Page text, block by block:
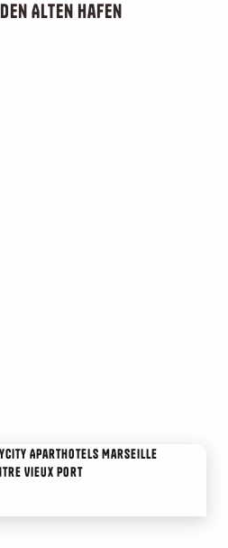
Alten Hafen
Aparthotels Marseille
Vieux Port